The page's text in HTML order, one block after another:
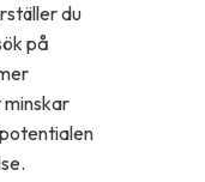
du
på
minskar